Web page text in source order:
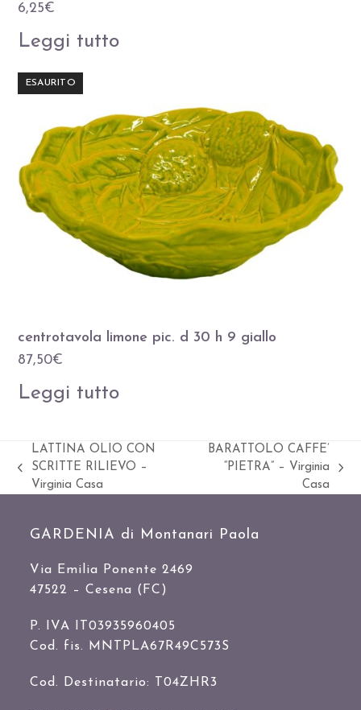
6,25€
Leggi tutto
ESAURITO
centrotavola limone pic. d 30 h 9 giallo
87,50€
Leggi tutto
Slide
precedente:
LATTINA OLIO CON
SCRITTE RILIEVO –
Virginia Casa
articolo:
BARATTOLO CAFFE’
“PIETRA” – Virginia
Casa
GARDENIA di Montanari Paola
Via Emilia Ponente 2469
47522 – Cesena (FC)
P. IVA IT03935960405
Cod. fis. MNTPLA67R49C573S
Cod. Destinatario: T04ZHR3